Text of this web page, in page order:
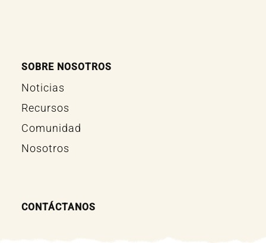
SOBRE NOSOTROS
Noticias
Recursos
Comunidad
Nosotros
CONTÁCTANOS